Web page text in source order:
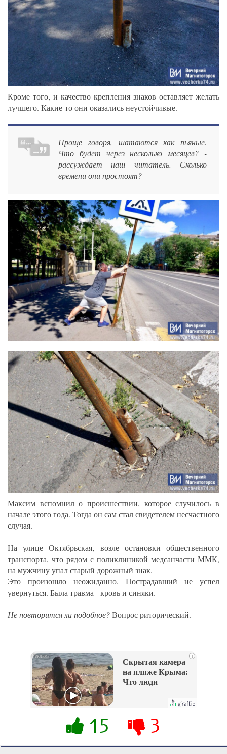
Кроме того, и качество крепления знаков оставляет желать
лучшего. Какие-то они оказались неустойчивые.
Проще говоря, шатаются как пьяные.
Что будет через несколько месяцев? -
рассуждает наш читатель. Сколько
времени они простоят?
Максим вспомнил о происшествии, которое случилось в
начале этого года. Тогда он сам стал свидетелем несчастного
случая.
На улице Октябрьская, возле остановки общественного
транспорта, что рядом с поликлиникой медсанчасти ММК,
на мужчину упал старый дорожный знак.
Это произошло неожиданно. Пострадавший не успел
увернуться. Была травма - кровь и синяки.
Не повторится ли подобное?Вопрос риторический.
i
Скрытая камера
на пляже Крыма:
Что люди
их не видят...
15 3